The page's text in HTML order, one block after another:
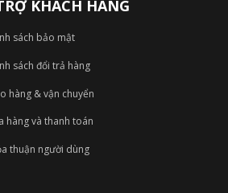
KHÁCH HÀNG
sách bảo mật
sách đổi trả hàng
hàng & vận chuyển
hàng và thanh toán
thuận người dùng